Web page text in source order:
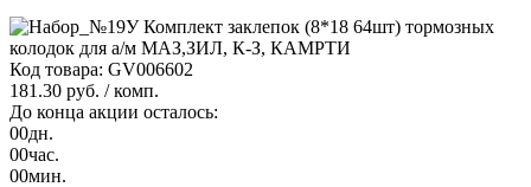
Код товара: GV006602
181.30 руб. / комп.
До конца акции осталось:
00дн.
00час.
00мин.